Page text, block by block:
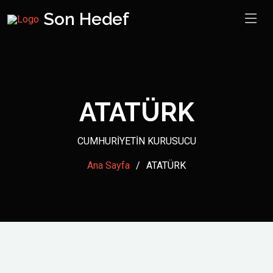
Son Hedef
ATATÜRK
CUMHURİYETİN KURUSUCU
Ana Sayfa ATATÜRK